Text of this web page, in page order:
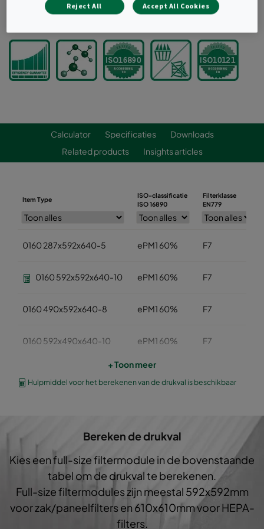
Offerte aanvragen
Calculator Specificaties
Downloads
Related products
Insights articles
Item Type
ISO-classificatie
ISO 16890
Filterklasse
EN779
0160 287x592x640-5 ePM1 60% F7
0160 592x592x640-10 ePM1 60% F7
0160 490x592x640-8 ePM1 60% F7
0160 592x490x640-10 ePM1 60% F7
0160 287x287x640-5 ePM1 60%
0160 592x592x520-10 ePM1 60%
ePM1 60% F7
+ Toon meer
Hulpmiddel voor het berekenen van de drukval is beschikbaar
Bereken de drukval
Kies een full-size filtermodule in de bovenstaande
tabel om de drukval te berekenen.
Full-size filtermodules zijn meestal 592x592mm
voor zak/paneelfilters en 610x610mm voor HEPA-
filters.
Reject All Accept All Cookies